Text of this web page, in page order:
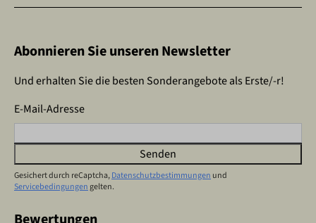
Abonnieren Sie unseren Newsletter
Und erhalten Sie die besten Sonderangebote als Erste/-r!
E-Mail-Adresse
Senden
Gesichert durch reCaptcha,Datenschutzbestimmungen und
Servicebedingungengelten.